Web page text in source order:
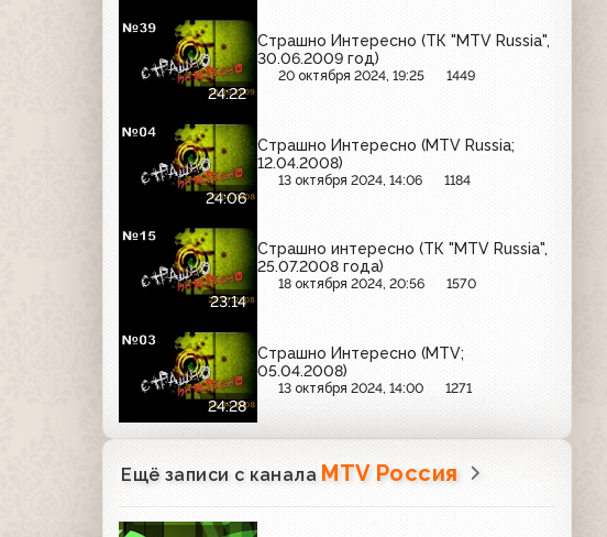
24:22
Страшно Интересно (ТК "MTV Russia",
30.06.2009 год)
20 октября 2024, 19:25 1449
24:06
Страшно Интересно (MTV Russia;
12.04.2008)
13 октября 2024, 14:06 1184
23:14
Страшно интересно (ТК "MTV Russia",
25.07.2008 года)
18 октября 2024, 20:56 1570
24:28
Страшно Интересно (MTV;
05.04.2008)
13 октября 2024, 14:00 1271
Ещё записи с канала MTV Россия